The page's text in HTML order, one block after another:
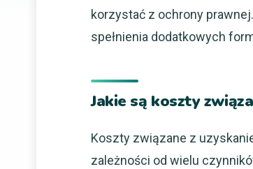
korzystać z ochrony
spełnienia dodatkowych
Jakie są koszty
Koszty związane z
zależności od wielu